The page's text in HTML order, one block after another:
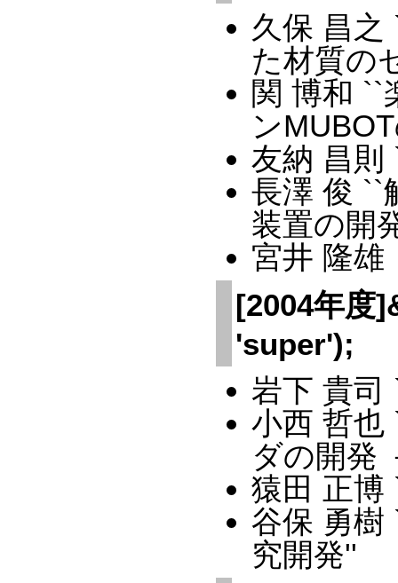
久保 昌之
た材質の
関 博和 ``
ン
友納 昌則
長澤 俊 ``
装置の開
宮井 隆雄
[2004年度
'super');
岩下 貴司
小西 哲也
ダの開発
猿田 正博
谷保 勇樹
究開発''